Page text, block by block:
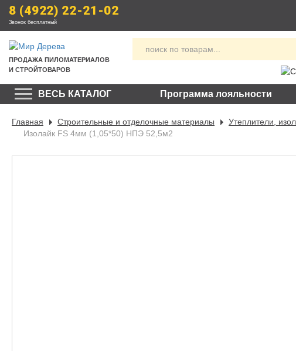
8 (4922) 22-21-02
Звонок бесплатный
ПРОДАЖА ПИЛОМАТЕРИАЛОВ
И СТРОЙТОВАРОВ
ВЕСЬ КАТАЛОГ Программа лояльности
Главная Строительные и отделочные материалы Утеплители,
Изолайк FS 4мм (1,05*50) НПЭ 52,5м2